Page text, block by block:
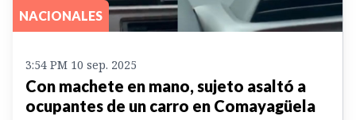
NACIONALES
3:54 PM 10 sep. 2025
Con machete en mano, sujeto asaltó a
ocupantes de un carro en Comayagüela